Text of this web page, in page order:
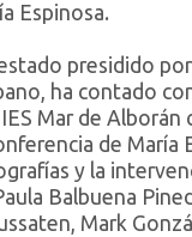
Espinosa.
presidido
ha contado
Mar de Alborán
de María
y la
Balbuena
Mark